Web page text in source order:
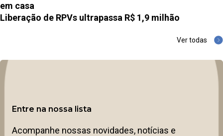
em casa
Liberação de RPVs ultrapassa R$ 1,9 milhão
Ver todas
Entre na nossa lista
Acompanhe nossas novidades, notícias e